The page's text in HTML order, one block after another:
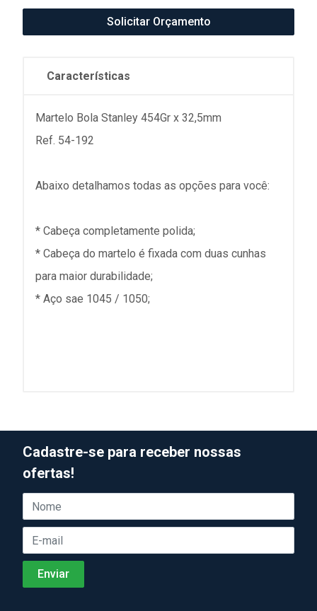
Solicitar Orçamento
Características
Martelo Bola Stanley 454Gr x 32,5mm
Ref. 54-192
Abaixo detalhamos todas as opções para você:
* Cabeça completamente polida;
* Cabeça do martelo é fixada com duas cunhas
para maior durabilidade;
* Aço sae 1045 / 1050;
Cadastre-se para receber nossas
ofertas!